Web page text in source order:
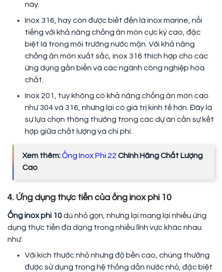
này.
Inox 316, hay còn được biết đến là inox marine, nổi
tiếng với khả năng chống ăn mòn cực kỳ cao, đặc
biệt là trong môi trường nước mặn. Với khả năng
chống ăn mòn xuất sắc, inox 316 thích hợp cho các
ứng dụng gần biển và các ngành công nghiệp hóa
chất.
Inox 201, tuy không có khả năng chống ăn mòn cao
như 304 và 316, nhưng lại có giá trị kinh tế hơn. Đây là
sự lựa chọn thông thường trong các dự án cần sự kết
hợp giữa chất lượng và chi phí.
Xem thêm:Ống Inox Phi 22 Chính Hãng Chất Lượng
Cao
4. Ứng dụng thực tiễn của ống inox phi 10
Ống inox phi 10dù nhỏ gọn, nhưng lại mang lại nhiều ứng
dụng thực tiễn đa dạng trong nhiều lĩnh vực khác nhau
như:
Với kích thước nhỏ nhưng độ bền cao, chúng thường
được sử dụng trong hệ thống dẫn nước nhỏ, đặc biệt